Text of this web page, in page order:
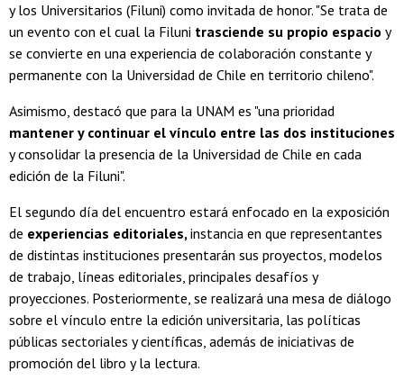
y los Universitarios (Filuni) como invitada de honor. "Se trata de
un evento con el cual la Filuni trasciende su propio espacio y
se convierte en una experiencia de colaboración constante y
permanente con la Universidad de Chile en territorio chileno".
Asimismo, destacó que para la UNAM es "una prioridad
mantener y continuar el vínculo entre las dos instituciones
y consolidar la presencia de la Universidad de Chile en cada
edición de la Filuni".
El segundo día del encuentro estará enfocado en la exposición
de experiencias editoriales,instancia en que representantes
de distintas instituciones presentarán sus proyectos, modelos
de trabajo, líneas editoriales, principales desafíos y
proyecciones. Posteriormente, se realizará una mesa de diálogo
sobre el vínculo entre la edición universitaria, las políticas
públicas sectoriales y científicas, además de iniciativas de
promoción del libro y la lectura.